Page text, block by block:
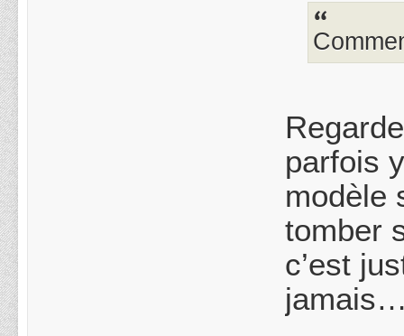
parfois
modèle
tomber
c’est